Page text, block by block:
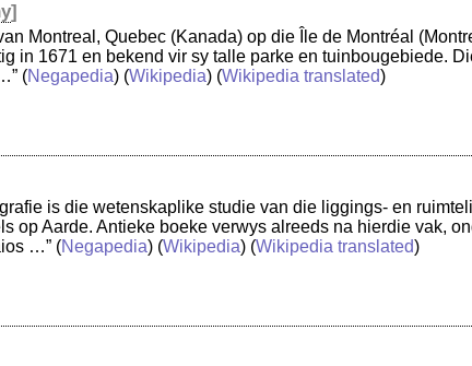
]
Montreal, Quebec (Kanada) op die Île de Montréal
in 1671 en bekend vir sy talle parke en tuinbougebiede.
(Negapedia) (Wikipedia) (Wikipedia translated)
is die wetenskaplike studie van die liggings- en
op Aarde. Antieke boeke verwys alreeds na hierdie vak,
…” (Negapedia) (Wikipedia) (Wikipedia translated)